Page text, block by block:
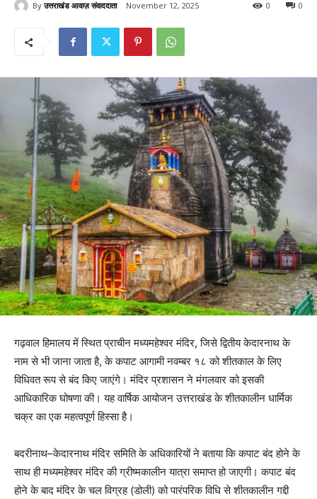
By उत्तराखंड आवाज़ संवाददाता November 12, 2025 0
0
गढ़वाल हिमालय में स्थित प्राचीन मध्यमहेश्वर मंदिर, जिसे द्वितीय केदारनाथ के
नाम से भी जाना जाता है, के कपाट आगामी नवम्बर १८ को शीतकाल के लिए
विधिवत रूप से बंद किए जाएंगे। मंदिर प्रशासन ने मंगलवार को इसकी
आधिकारिक घोषणा की। यह वार्षिक आयोजन उत्तराखंड के शीतकालीन धार्मिक
चक्र का एक महत्वपूर्ण हिस्सा है।
बदरीनाथ–केदारनाथ मंदिर समिति के अधिकारियों ने बताया कि कपाट बंद होने के
साथ ही मध्यमहेश्वर मंदिर की ग्रीष्मकालीन यात्रा समाप्त हो जाएगी। कपाट बंद
होने के बाद मंदिर के चल विग्रह (डोली) को पारंपरिक विधि से शीतकालीन गद्दी